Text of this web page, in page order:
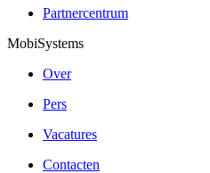
Partnercentrum
MobiSystems
Over
Pers
Vacatures
Contacten